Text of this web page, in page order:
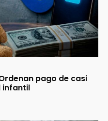
pago de casi
infantil